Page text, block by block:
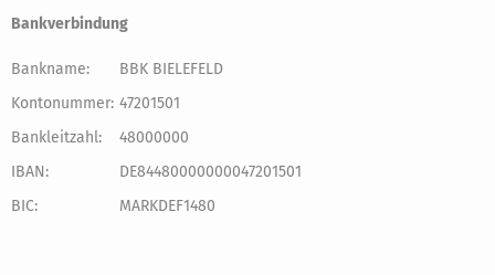
Bankverbindung
Bankname:
BBK BIELEFELD
Kontonummer: 47201501
Bankleitzahl:
48000000
IBAN:
DE84480000000047201501
BIC:
MARKDEF1480